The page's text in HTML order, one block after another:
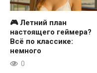
🎮 Летний план
настоящего геймера?
Всё по классике:
немного
0